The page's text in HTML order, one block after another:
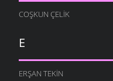
COŞKUN ÇELIK
E
ERŞAN TEKIN